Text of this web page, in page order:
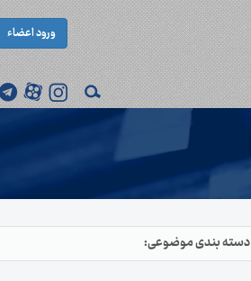
ورود اعضاء
دسته بندی موضوعی: